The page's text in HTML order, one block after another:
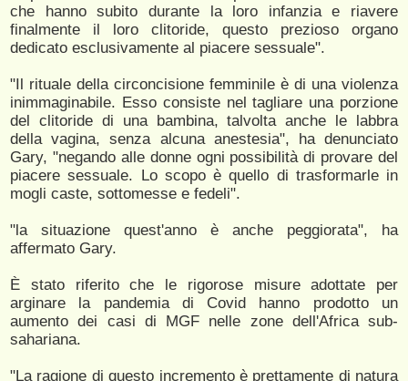
che hanno subito durante la loro infanzia e riavere
finalmente il loro clitoride, questo prezioso organo
dedicato esclusivamente al piacere sessuale".
"Il rituale della circoncisione femminile è di una violenza
inimmaginabile. Esso consiste nel tagliare una porzione
del clitoride di una bambina, talvolta anche le labbra
della vagina, senza alcuna anestesia", ha denunciato
Gary, "negando alle donne ogni possibilità di provare del
piacere sessuale. Lo scopo è quello di trasformarle in
mogli caste, sottomesse e fedeli".
"la situazione quest'anno è anche peggiorata", ha
affermato Gary.
È stato riferito che le rigorose misure adottate per
arginare la pandemia di Covid hanno prodotto un
aumento dei casi di MGF nelle zone dell'Africa sub-
sahariana.
"La ragione di questo incremento è prettamente di natura